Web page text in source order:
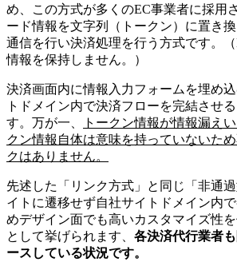
め、この方式が多くのEC事業者に採用
ード情報を文字列（トークン）に置き
通信を行い決済処理を行う方式です。
情報を保持しません。）
決済画面内に情報入力フォームを埋め
トドメイン内で決済フローを完結させ
す。万が一、
トークン情報が情報漏え
クン情報自体は意味を持っていないた
クはありません。
先述した「リンク方式」と同じ「非通
イトに遷移せず自社サイトドメイン内
めデザイン面でも高いカスタマイズ性
として挙げられます、 各決済代行業者
ースしている状況です。